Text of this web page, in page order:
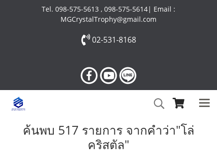
Tel. 098-575-5613 , 098-575-5614| Email :
MGCrystalTrophy@gmail.com
02-531-8168
ค้นพบ 517 รายการ จากคำว่า"โล่
คริสตัล"